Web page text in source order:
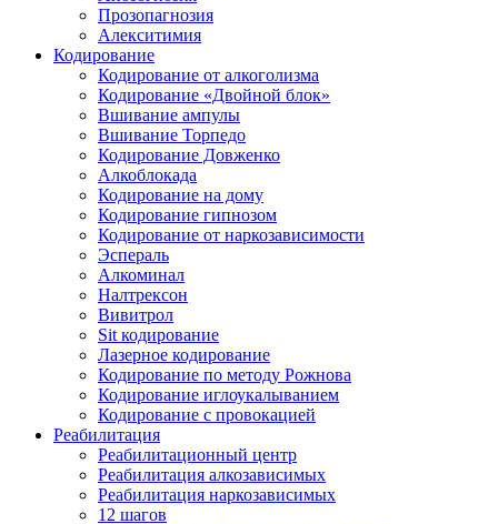
Прозопагнозия
Алекситимия
Кодирование
Кодирование от алкоголизма
Кодирование «Двойной блок»
Вшивание ампулы
Вшивание Торпедо
Кодирование Довженко
Алкоблокада
Кодирование на дому
Кодирование гипнозом
Кодирование от наркозависимости
Эспераль
Алкоминал
Налтрексон
Вивитрол
Sit кодирование
Лазерное кодирование
Кодирование по методу Рожнова
Кодирование иглоукалыванием
Кодирование с провокацией
Реабилитация
Реабилитационный центр
Реабилитация алкозависимых
Реабилитация наркозависимых
12 шагов